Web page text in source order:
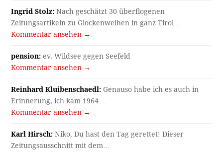
Ingrid Stolz: Nach geschätzt 30 überflogenen
Zeitungsartikeln zu Glockenweihen in ganz Tirol…
Kommentar ansehen →
pension: ev. Wildsee gegen Seefeld
Kommentar ansehen →
Reinhard Kluibenschaedl: Genauso habe ich es auch in
Erinnerung, ich kam 1964…
Kommentar ansehen →
Karl Hirsch: Niko, Du hast den Tag gerettet! Dieser
Zeitungsausschnitt mit dem…